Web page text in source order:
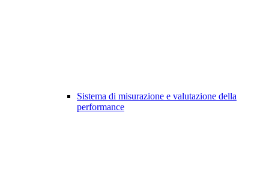
Sistema di misurazione e valutazione della
performance